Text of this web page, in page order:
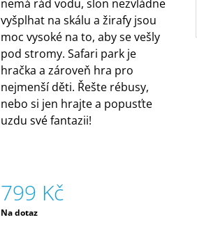
nemá rád vodu, slon nezvládne
vyšplhat na skálu a žirafy jsou
moc vysoké na to, aby se vešly
pod stromy. Safari park je
hračka a zároveň hra pro
nejmenší děti. Řešte rébusy,
nebo si jen hrajte a popusťte
uzdu své fantazii!
799 Kč
Měrná
Na dotaz